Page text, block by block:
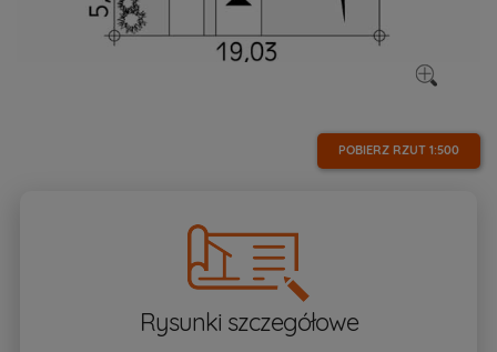
POBIERZ RZUT 1:500
Rysunki szczegółowe